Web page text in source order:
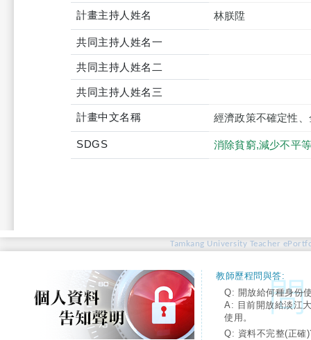
計畫主持人姓名 林朕陞
共同主持人姓名一
共同主持人姓名二
共同主持人姓名三
計畫中文名稱 經濟政策不確定性
SDGS 消除貧窮,減少不平
Tamkang University Teacher
教師歷程問與答:
Q: 開放給何種身份
A: 目前開放給淡江
使用。
Q: 資料不完整(正確